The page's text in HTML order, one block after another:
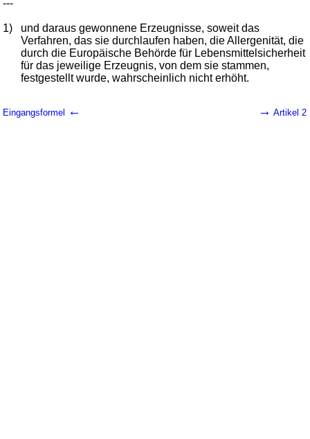
---
1)
und daraus gewonnene Erzeugnisse, soweit das
Verfahren, das sie durchlaufen haben, die Allergenität, die
durch die Europäische Behörde für Lebensmittelsicherheit
für das jeweilige Erzeugnis, von dem sie stammen,
festgestellt wurde, wahrscheinlich nicht erhöht.
Eingangsformel ← → Artikel 2